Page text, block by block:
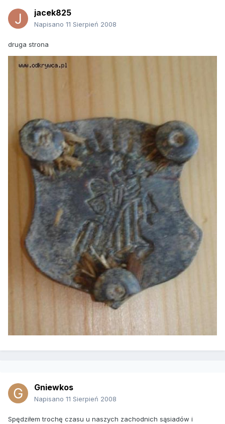
jacek825
Napisano 11 Sierpień 2008
druga strona
Gniewkos
Napisano 11 Sierpień 2008
Spędziłem trochę czasu u naszych zachodnich sąsiadów i